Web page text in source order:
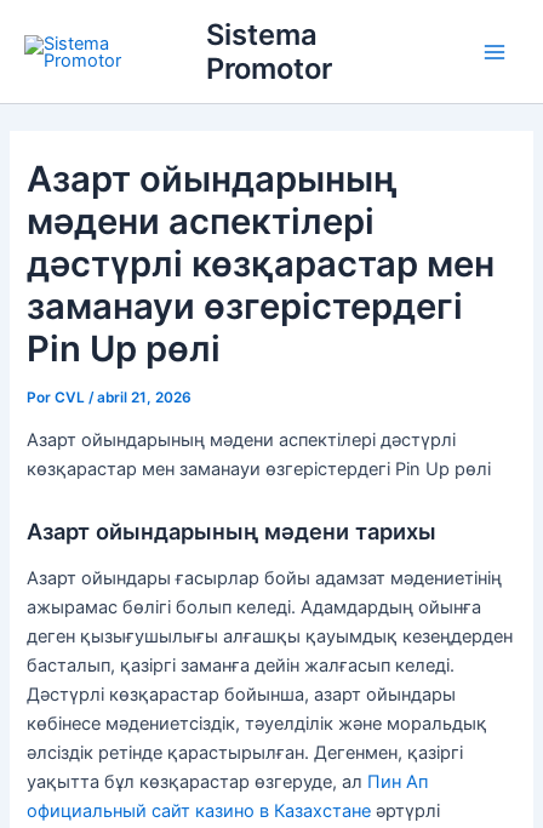
para
conteúdo
Sistema
Promotor
Азарт ойындарының
мәдени аспектілері
дәстүрлі көзқарастар мен
заманауи өзгерістердегі
Pin Up рөлі
PorCVL/abril 21, 2026
Азарт ойындарының мәдени аспектілері дәстүрлі
көзқарастар мен заманауи өзгерістердегі Pin Up рөлі
Азарт ойындарының мәдени тарихы
Азарт ойындары ғасырлар бойы адамзат мәдениетінің
ажырамас бөлігі болып келеді. Адамдардың ойынға
деген қызығушылығы алғашқы қауымдық кезеңдерден
басталып, қазіргі заманға дейін жалғасып келеді.
Дәстүрлі көзқарастар бойынша, азарт ойындары
көбінесе мәдениетсіздік, тәуелділік және моральдық
әлсіздік ретінде қарастырылған. Дегенмен, қазіргі
уақытта бұл көзқарастар өзгеруде, ал Пин Ап
официальный сайт казино в Казахстане әртүрлі